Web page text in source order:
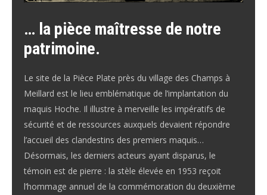
… la pièce maîtresse de notre
patrimoine.
Le site de la Pièce Plate près du village des Champs à
Meillard est le lieu emblématique de l’implantation du
maquis Hoche. Il illustre à merveille les impératifs de
sécurité et de ressources auxquels devaient répondre
l’accueil des clandestins des premiers maquis…
Désormais, les derniers acteurs ayant disparus, le
témoin est de pierre : la stèle élevée en 1953 reçoit
l’hommage annuel de la commémoration du deuxième